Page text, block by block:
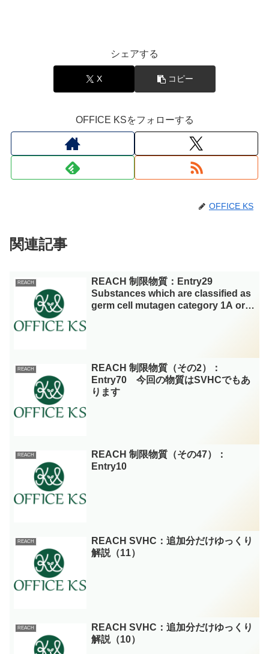
シェアする
X コピー
OFFICE KSをフォローする
OFFICE KS
関連記事
REACH
REACH 制限物質：Entry29
Substances which are classified as
germ cell mutagen category 1A or
65）
REACH
REACH 制限物質（その2）：
Entry70 今回の物質はSVHCでもあ
ります
REACH
REACH 制限物質（その47）：
Entry10
REACH
REACH SVHC：追加分だけゆっくり
解説（11）
REACH
REACH SVHC：追加分だけゆっくり
解説（10）